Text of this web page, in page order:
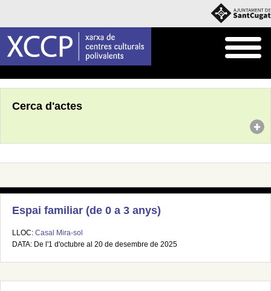
Cerca d'actes
Espai familiar (de 0 a 3 anys)
LLOC: Casal Mira-sol
DATA: De l'1 d'octubre al 20 de desembre de 2025